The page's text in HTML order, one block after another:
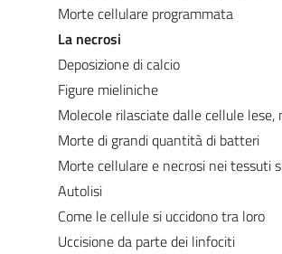
Morte cellulare programmata
La necrosi
Deposizione di calcio
Figure mieliniche
Molecole rilasciate dalle cellule
Morte di grandi quantità di batteri
Morte cellulare e necrosi nei tessuti
Autolisi
Come le cellule si uccidono tra loro
Uccisione da parte dei linfociti